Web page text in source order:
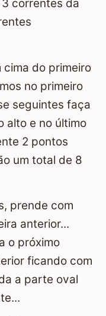
correntes da
do primeiro
no primeiro
seguintes faça
alto e no último
2 pontos
um total de 8
prende com
anterior...
o próximo
ficando com
a parte oval